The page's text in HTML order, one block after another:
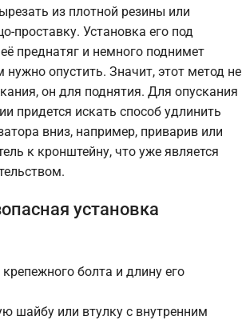
из плотной резины или
проставку. Установка его под
преднатяг и немного поднимет
опустить. Значит, этот метод не
он для поднятия. Для опускания
придется искать способ удлинить
вниз, например, приварив или
к кронштейну, что уже является
установка
болта и длину его
шайбу или втулку с внутренним